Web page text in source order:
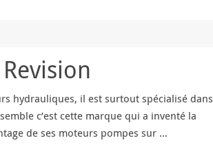
hydrauliques, il est surtout spécialisé dans
c’est cette marque qui a inventé la
de ses moteurs pompes sur …